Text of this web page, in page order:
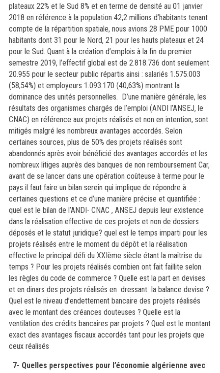
plateaux 22% et le Sud 8% et en terme de densité au 01 janvier
2018 en référence à la population 42,2 millions d’habitants tenant
compte de la répartition spatiale, nous avions 28 PME pour 1000
habitants dont 31 pour le Nord, 21 pour les hauts plateaux et 24
pour le Sud. Quant à la création d’emplois à la fin du premier
semestre 2019, l’effectif global est de 2.818.736 dont seulement
20.955 pour le secteur public répartis ainsi : salariés 1.575.003
(58,54%) et employeurs 1.093.170 (40,63%) montrant la
dominance des unités personnelles. D’une manière générale, les
résultats des organismes chargés de l’emploi (ANDI l’ANSEJ, le
CNAC) en référence aux projets réalisés et non en intention, sont
mitigés malgré les nombreux avantages accordés. Selon
certaines sources, plus de 50% des projets réalisés sont
abandonnés après avoir bénéficié des avantages accordés et les
nombreux litiges auprès des banques de non remboursement Car,
avant de se lancer dans une opération coûteuse à terme pour le
pays il faut faire un bilan serein qui implique de répondre à
certaines questions et ce d’une manière précise et quantifiée :
quel est le bilan de l’ANDI- CNAC , ANSEJ depuis leur existence
dans la réalisation effective de ces projets et non de dossiers
déposés et le statut juridique? quel est le temps imparti pour les
projets réalisés entre le moment du dépôt et la réalisation
effective le principal défi du XXIème siècle étant la maîtrise du
temps ? Pour les projets réalisés combien ont fait faillite selon
les règles du code de commerce ? Quelle est la part en devises
et en dinars des projets réalisés en dressant la balance devise ?
Quel est le niveau d’endettement bancaire des projets réalisés
avec le montant des créances douteuses ? Quelle est la
ventilation des crédits bancaires par projets ? Quel est le montant
exact des avantages fiscaux accordés tant pour les projets que
ceux réalisés
7- Quelles perspectives pour l’économie algérienne avec